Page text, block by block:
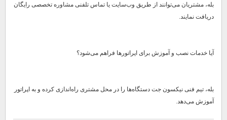
بله، مشتریان می‌توانند از طریق وب‌سایت یا تماس تلفنی مشاوره تخصصی رایگان
دریافت نمایند.
آیا خدمات نصب و آموزش برای اپراتورها فراهم می‌شود؟
بله، تیم فنی نیکسون جت دستگاه‌ها را در محل مشتری راه‌اندازی کرده و به اپراتور
آموزش می‌دهد.